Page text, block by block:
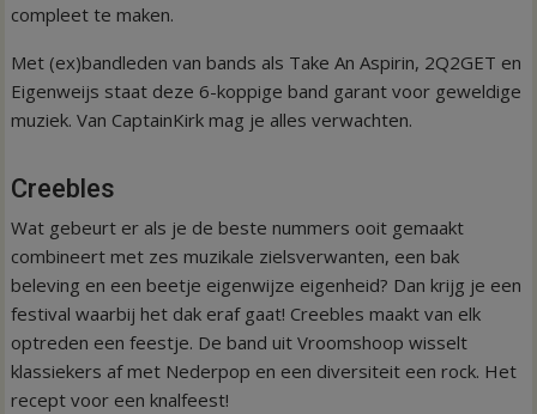
compleet te maken.
Met (ex)bandleden van bands als Take An Aspirin, 2Q2GET en
Eigenweijs staat deze 6-koppige band garant voor geweldige
muziek. Van CaptainKirk mag je alles verwachten.
Creebles
Wat gebeurt er als je de beste nummers ooit gemaakt
combineert met zes muzikale zielsverwanten, een bak
beleving en een beetje eigenwijze eigenheid? Dan krijg je een
festival waarbij het dak eraf gaat! Creebles maakt van elk
optreden een feestje. De band uit Vroomshoop wisselt
klassiekers af met Nederpop en een diversiteit een rock. Het
recept voor een knalfeest!